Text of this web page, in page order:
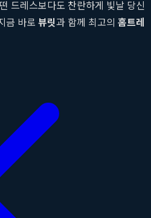
드레스보다도 찬란하게 빛날 당신
금 바로 뷰릿과 함께 최고의 홈트레